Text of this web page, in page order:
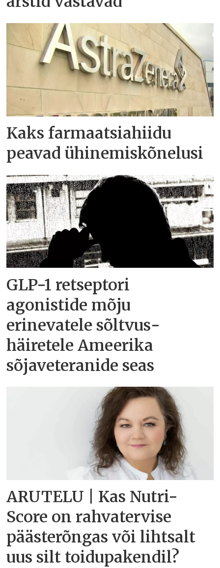
Kaks farmaatsiahiidu
peavad ühinemiskõnelusi
GLP-1 retseptori
agonistide mõju
erinevatele sõltvus­
häiretele Ameerika
sõjaveteranide seas
ARUTELU | Kas Nutri-
Score on rahvatervise
päästerõngas või lihtsalt
uus silt toidupakendil?